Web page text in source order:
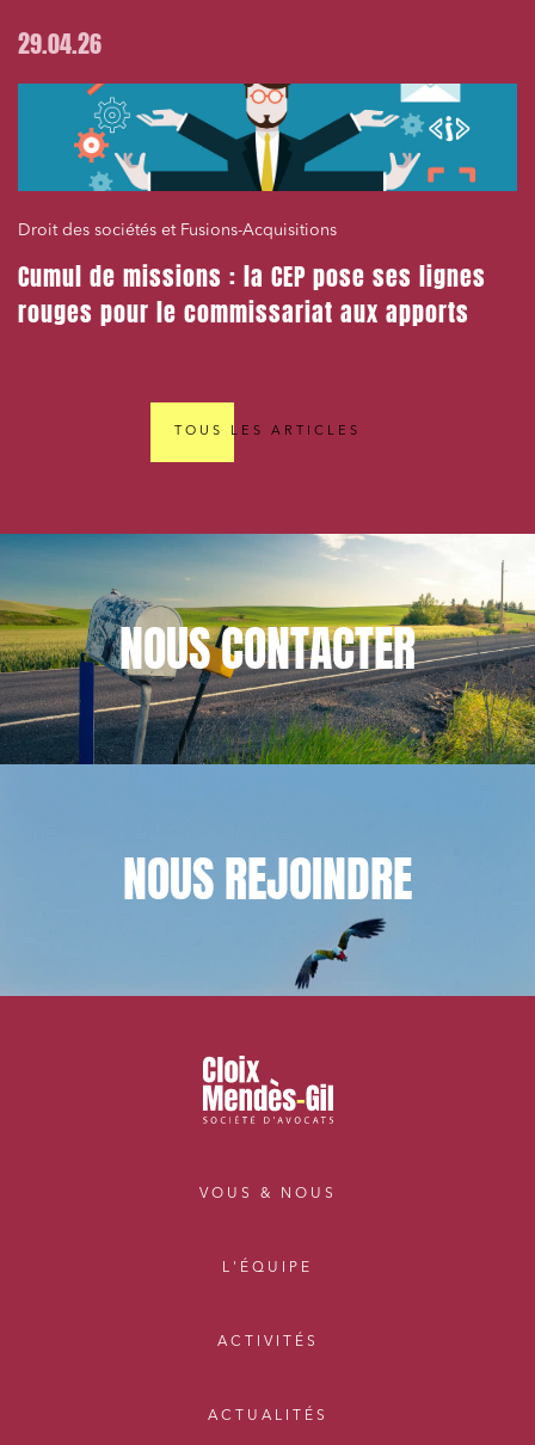
29.04.26
Droit des sociétés et Fusions-Acquisitions
Cumul de missions : la CEP pose ses lignes
rouges pour le commissariat aux apports
TOUS LES ARTICLES
NOUSCONTACTER
NOUSREJOINDRE
VOUS & NOUS
L'ÉQUIPE
ACTIVITÉS
ACTUALITÉS